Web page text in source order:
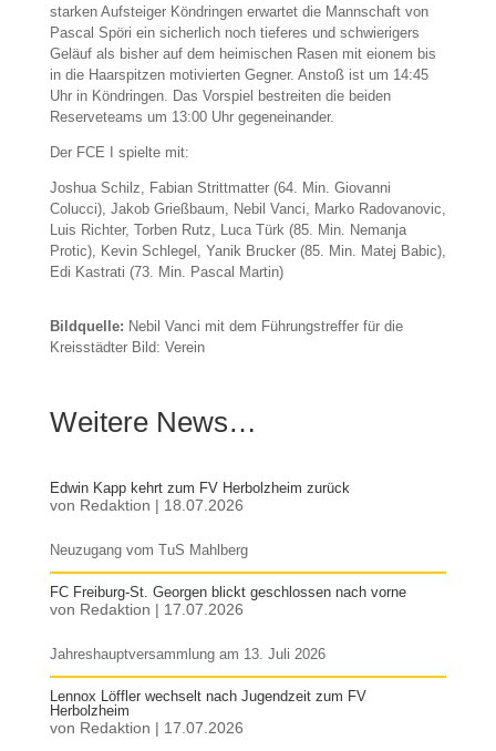
starken Aufsteiger Köndringen erwartet die Mannschaft von
Pascal Spöri ein sicherlich noch tieferes und schwierigers
Geläuf als bisher auf dem heimischen Rasen mit eionem bis
in die Haarspitzen motivierten Gegner. Anstoß ist um 14:45
Uhr in Köndringen. Das Vorspiel bestreiten die beiden
Reserveteams um 13:00 Uhr gegeneinander.
Der FCE I spielte mit:
Joshua Schilz, Fabian Strittmatter (64. Min. Giovanni
Colucci), Jakob Grießbaum, Nebil Vanci, Marko Radovanovic,
Luis Richter, Torben Rutz, Luca Türk (85. Min. Nemanja
Protic), Kevin Schlegel, Yanik Brucker (85. Min. Matej Babic),
Edi Kastrati (73. Min. Pascal Martin)
Bildquelle: Nebil Vanci mit dem Führungstreffer für die
Kreisstädter Bild: Verein
Weitere News…
Edwin Kapp kehrt zum FV Herbolzheim zurück
von Redaktion | 18.07.2026
Neuzugang vom TuS Mahlberg
FC Freiburg-St. Georgen blickt geschlossen nach vorne
von Redaktion | 17.07.2026
Jahreshauptversammlung am 13. Juli 2026
Lennox Löffler wechselt nach Jugendzeit zum FV
Herbolzheim
von Redaktion | 17.07.2026